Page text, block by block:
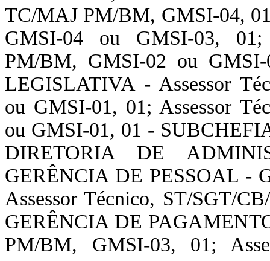
TC/MAJ PM/BM, GMSI-04,
GMSI-04 ou GMSI-03, 01;
PM/BM, GMSI-02 ou
LEGISLATIVA - Assessor
ou GMSI-01, 01; Assessor
ou GMSI-01, 01 -
DIRETORIA DE
GERÊNCIA DE PESSOAL -
Assessor Técnico, ST/SGT/
GERÊNCIA DE
PM/BM, GMSI-03, 01;